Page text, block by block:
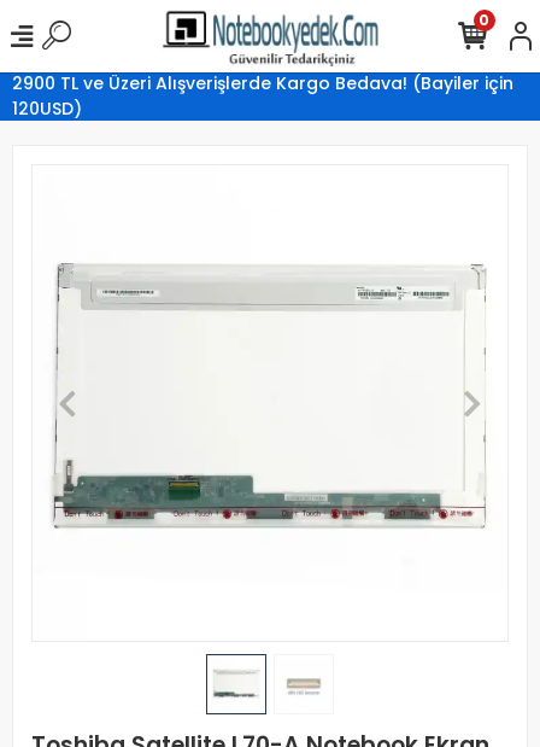
2900 TL ve Üzeri Alışverişlerde Kargo Bedava! (Bayiler için
120USD)
0